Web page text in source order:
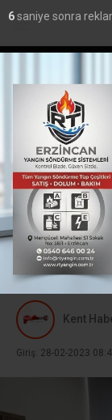
Ana Sayfa›Erzincan
Erzincan’da
Araştırma
Kent
Giriş: 28-02-2023
5saniye sonra